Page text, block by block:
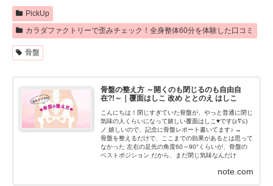
PickUp
カラダファクトリーで歪みチェック！全身整体60分を体験した口コミ
骨盤
骨盤の整え方 ～開くのも閉じるのも自由自
在?!～｜覆面はしこ 改め ととのえ はしこ
こんにちは！閉じすぎていた骨盤が、やっと普通に閉じ
気味の人くらいになって嬉しい覆面はしこ♥です(≧∇≦)
ノ 嬉しいので、記念に骨盤レポート書いてます♪ →
骨盤を整えるだけで、ここまでの効果があるとは思って
なかった 左右の足先の角度60～90°くらいが、骨盤の
ベストポジション だから、まだ閉じ気味なんだけ
note.com